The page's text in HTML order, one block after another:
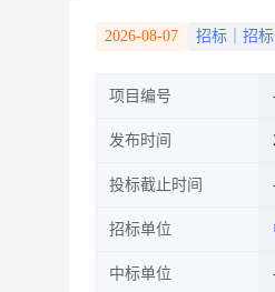
2026-08-07 招标｜招
项目编号
发布时间
投标截止时间
招标单位
中标单位